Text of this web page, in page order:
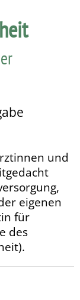
und
eigenen
für
des